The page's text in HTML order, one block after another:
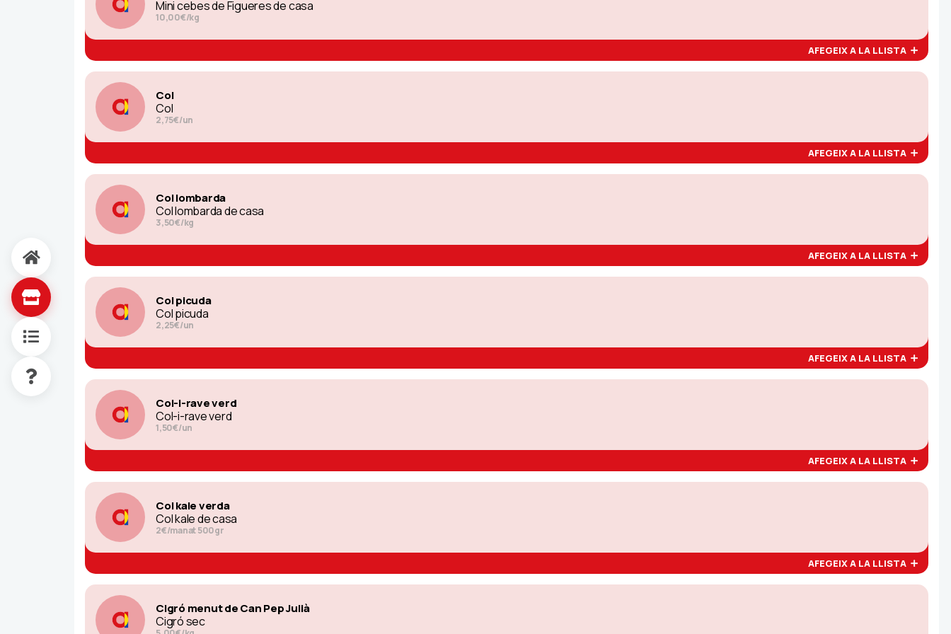
Mini cebes de Figueres de casa
10,00€/kg
AFEGEIX A LA LLISTA
Col
Col
2,75€/un
AFEGEIX A LA LLISTA
Col lombarda
Col lombarda de casa
3,50€/kg
AFEGEIX A LA LLISTA
Col picuda
Col picuda
2,25€/un
AFEGEIX A LA LLISTA
Col-i-rave verd
Col-i-rave verd
1,50€/un
AFEGEIX A LA LLISTA
Col kale verda
Col kale de casa
2€/manat 500gr
AFEGEIX A LA LLISTA
Cigró menut de Can Pep Julià
Cigró sec